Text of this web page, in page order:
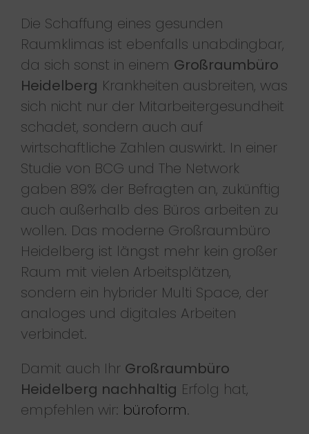
Die Schaffung eines gesunden
Raumklimas ist ebenfalls unabdingbar,
da sich sonst in einem Großraumbüro
Heidelberg Krankheiten ausbreiten, was
sich nicht nur der Mitarbeitergesundheit
schadet, sondern auch auf
wirtschaftliche Zahlen auswirkt. In einer
Studie von BCG und The Network
gaben 89% der Befragten an, zukünftig
auch außerhalb des Büros arbeiten zu
wollen. Das moderne Großraumbüro
Heidelberg ist längst mehr kein großer
Raum mit vielen Arbeitsplätzen,
sondern ein hybrider Multi Space, der
analoges und digitales Arbeiten
verbindet.
Damit auch Ihr Großraumbüro
Heidelberg nachhaltig Erfolg hat,
empfehlen wir: büroform.